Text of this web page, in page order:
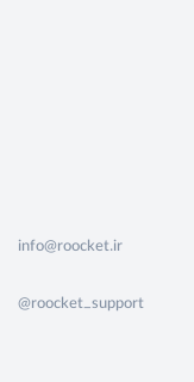
info@roocket.ir
@roocket_support